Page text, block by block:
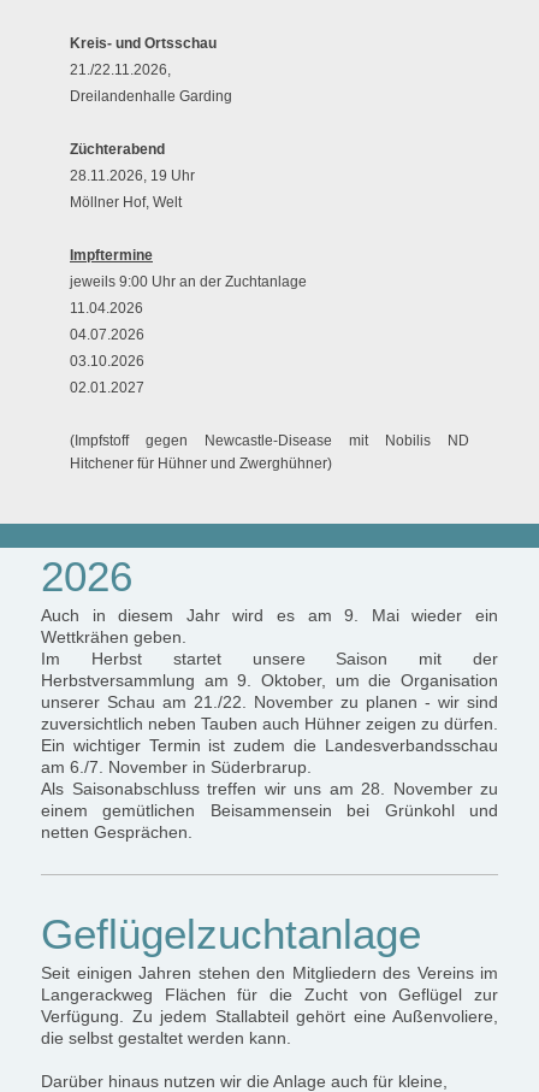
Kreis- und Ortsschau
21./22.11.2026,
Dreilandenhalle Garding
Züchterabend
28.11.2026, 19 Uhr
Möllner Hof, Welt
Impftermine
jeweils 9:00 Uhr an der Zuchtanlage
11.04.2026
04.07.2026
03.10.2026
02.01.2027
(Impfstoff gegen Newcastle-Disease mit Nobilis ND
Hitchener für Hühner und Zwerghühner)
2026
Auch in diesem Jahr wird es am 9. Mai wieder ein
Wettkrähen geben.
Im Herbst startet unsere Saison mit der
Herbstversammlung am 9. Oktober, um die Organisation
unserer Schau am 21./22. November zu planen - wir sind
zuversichtlich neben Tauben auch Hühner zeigen zu dürfen.
Ein wichtiger Termin ist zudem die Landesverbandsschau
am 6./7. November in Süderbrarup.
Als Saisonabschluss treffen wir uns am 28. November zu
einem gemütlichen Beisammensein bei Grünkohl und
netten Gesprächen.
Geflügelzuchtanlage
Seit einigen Jahren stehen den Mitgliedern des Vereins im
Langerackweg Flächen für die Zucht von Geflügel zur
Verfügung. Zu jedem Stallabteil gehört eine Außenvoliere,
die selbst gestaltet werden kann.
Darüber hinaus nutzen wir die Anlage auch für kleine,